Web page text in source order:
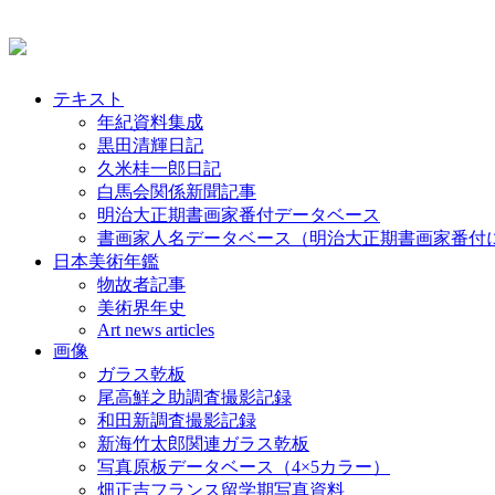
テキスト
年紀資料集成
黒田清輝日記
久米桂一郎日記
白馬会関係新聞記事
明治大正期書画家番付データベース
書画家人名データベース（明治大正期書画家番付
日本美術年鑑
物故者記事
美術界年史
Art news articles
画像
ガラス乾板
尾高鮮之助調査撮影記録
和田新調査撮影記録
新海竹太郎関連ガラス乾板
写真原板データベース（4×5カラー）
畑正吉フランス留学期写真資料